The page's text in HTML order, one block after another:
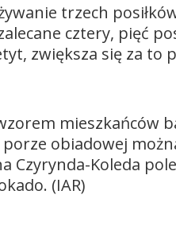
trzech
cztery, pięć
zwiększa się za to
mieszkańców
obiadowej
Czyrynda-Koleda
(IAR)